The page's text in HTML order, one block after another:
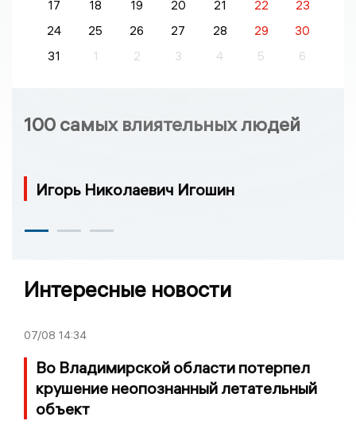
17
18 19 20 21 22
23
24
25 26 27 28 29
30
31
1 2 3 4 5 6
100 самых влиятельных людей
Игорь Николаевич Игошин
Интересные новости
07/08 14:34
Во Владимирской области потерпел
крушение неопознанный летательный
объект